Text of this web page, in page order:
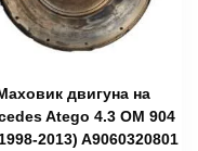
двигуна на
Atego 4.3 OМ 904
2013) A9060320801